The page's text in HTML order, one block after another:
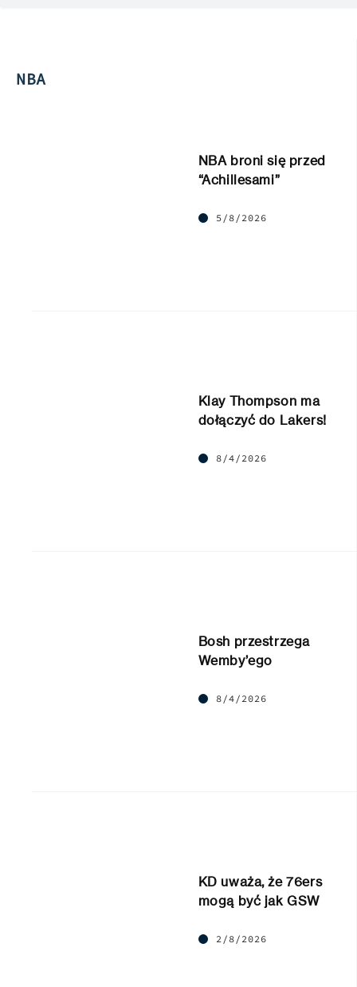
NBA
NBA broni się przed
“Achillesami”
5/8/2026
Klay Thompson ma
dołączyć do Lakers!
8/4/2026
Bosh przestrzega
Wemby’ego
8/4/2026
KD uważa, że 76ers
mogą być jak GSW
2/8/2026